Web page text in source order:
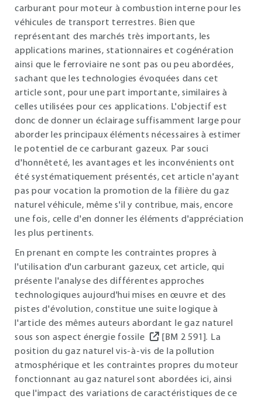
carburant pour moteur à combustion interne pour les
véhicules de transport terrestres. Bien que
représentant des marchés très importants, les
applications marines, stationnaires et cogénération
ainsi que le ferroviaire ne sont pas ou peu abordées,
sachant que les technologies évoquées dans cet
article sont, pour une part importante, similaires à
celles utilisées pour ces applications. L'objectif est
donc de donner un éclairage suffisamment large pour
aborder les principaux éléments nécessaires à estimer
le potentiel de ce carburant gazeux. Par souci
d'honnêteté, les avantages et les inconvénients ont
été systématiquement présentés, cet article n'ayant
pas pour vocation la promotion de la filière du gaz
naturel véhicule, même s'il y contribue, mais, encore
une fois, celle d'en donner les éléments d'appréciation
les plus pertinents.
En prenant en compte les contraintes propres à
l'utilisation d'un carburant gazeux, cet article, qui
présente l'analyse des différentes approches
technologiques aujourd'hui mises en œuvre et des
pistes d'évolution, constitue une suite logique à
l'article des mêmes auteurs abordant le gaz naturel
sous son aspect énergie fossile
[BM 2 591]. La
position du gaz naturel vis-à-vis de la pollution
atmosphérique et les contraintes propres du moteur
fonctionnant au gaz naturel sont abordées ici, ainsi
que l'impact des variations de caractéristiques de ce